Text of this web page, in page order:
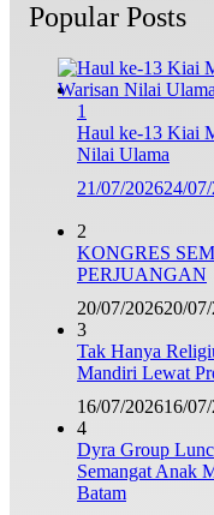
Popular Posts
1
Haul ke-13 Kiai
Nilai Ulama
21/07/202624/
2
KONGRES
PERJUANGAN
20/07/202620/
3
Tak Hanya
Mandiri Lewat
16/07/202616/
4
Dyra Group
Semangat Anak
Batam